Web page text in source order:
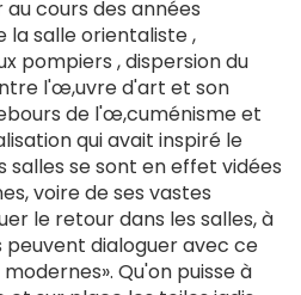
cours des années
la salle orientaliste ,
pompiers , dispersion du
l'œ,uvre d'art et son
de l'œ,cuménisme et
qui avait inspiré le
salles se sont en effet vidées
voire de ses vastes
le retour dans les salles, à
dialoguer avec ce
Qu'on puisse à